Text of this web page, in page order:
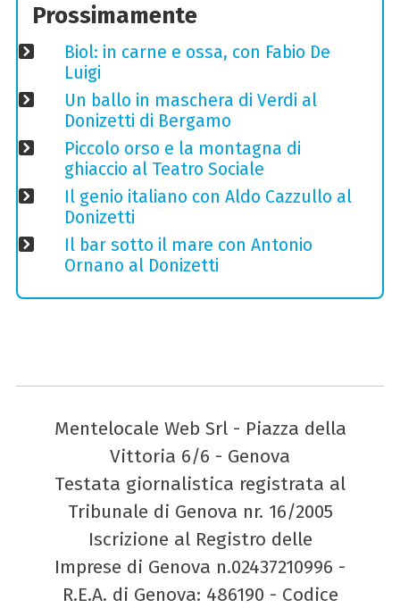
Prossimamente
Biol: in carne e ossa, con Fabio De
Luigi
Un ballo in maschera di Verdi al
Donizetti di Bergamo
Piccolo orso e la montagna di
ghiaccio al Teatro Sociale
Il genio italiano con Aldo Cazzullo al
Donizetti
Il bar sotto il mare con Antonio
Ornano al Donizetti
Mentelocale Web Srl - Piazza della
Vittoria 6/6 - Genova
Testata giornalistica registrata al
Tribunale di Genova nr. 16/2005
Iscrizione al Registro delle
Imprese di Genova n.02437210996 -
R.E.A. di Genova: 486190 - Codice